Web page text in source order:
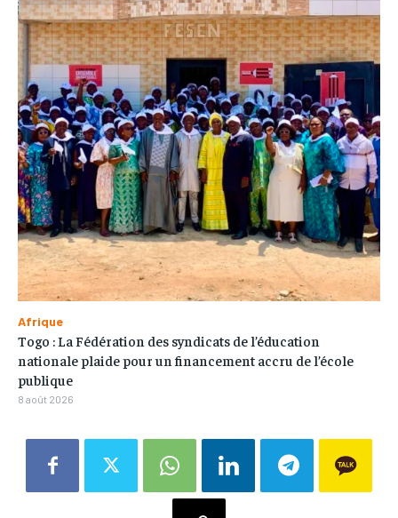
Afrique
Togo : La Fédération des syndicats de l’éducation
nationale plaide pour un financement accru de l’école
publique
8 août 2026